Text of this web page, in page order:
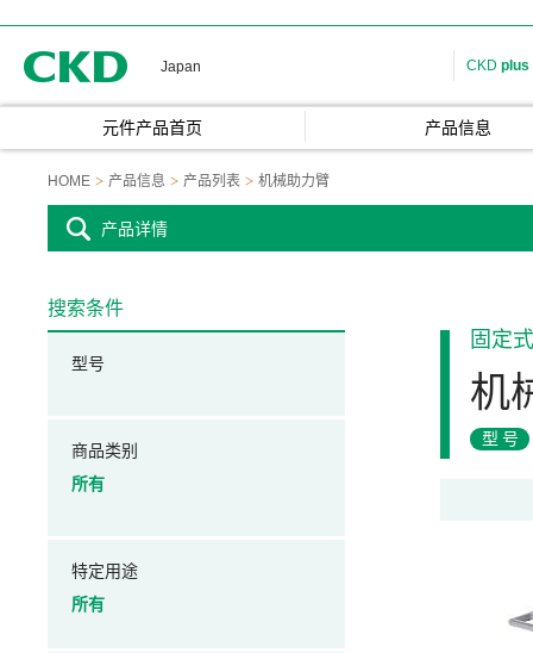
Japan CKD plus
元件产品首页 产品信息
HOME 产品信息 产品列表 机械助力臂
产品详情
固定式
机
型号
搜索条件
型号
商品类别
所有
特定用途
所有